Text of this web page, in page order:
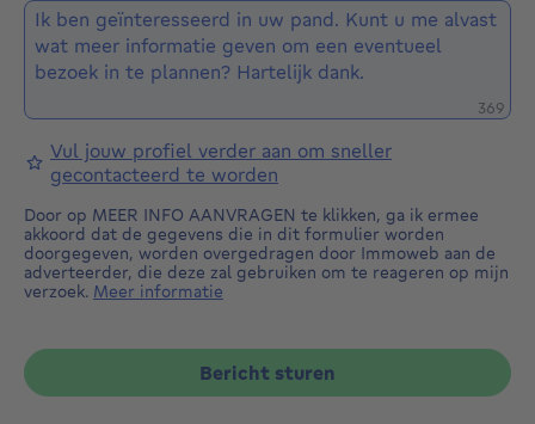
369
Vul jouw profiel verder aan om sneller
gecontacteerd te worden
Door op MEER INFO AANVRAGEN te klikken, ga ik ermee
akkoord dat de gegevens die in dit formulier worden
doorgegeven, worden overgedragen door Immoweb aan de
adverteerder, die deze zal gebruiken om te reageren op mijn
verzoek. Meer informatie
Bericht sturen